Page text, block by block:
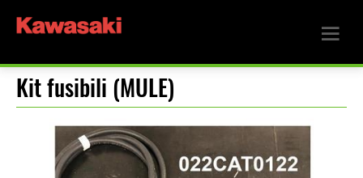
Kit fusibili (MULE)